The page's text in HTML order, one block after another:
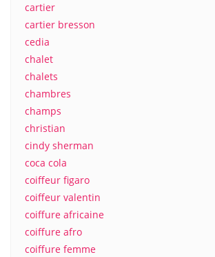
cartier
cartier bresson
cedia
chalet
chalets
chambres
champs
christian
cindy sherman
coca cola
coiffeur figaro
coiffeur valentin
coiffure africaine
coiffure afro
coiffure femme